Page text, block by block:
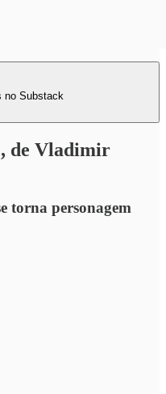
no Substack
de Vladimir
torna personagem